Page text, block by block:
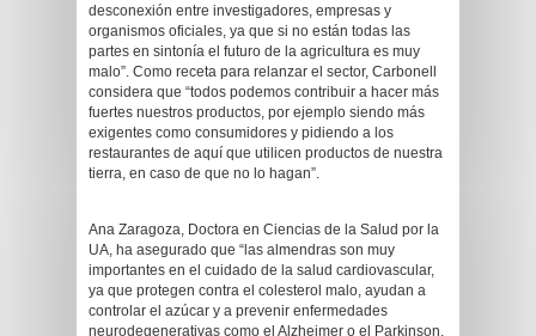
desconexión entre investigadores, empresas y
organismos oficiales, ya que si no están todas las
partes en sintonía el futuro de la agricultura es muy
malo”. Como receta para relanzar el sector, Carbonell
considera que “todos podemos contribuir a hacer más
fuertes nuestros productos, por ejemplo siendo más
exigentes como consumidores y pidiendo a los
restaurantes de aquí que utilicen productos de nuestra
tierra, en caso de que no lo hagan”.
Ana Zaragoza, Doctora en Ciencias de la Salud por la
UA, ha asegurado que “las almendras son muy
importantes en el cuidado de la salud cardiovascular,
ya que protegen contra el colesterol malo, ayudan a
controlar el azúcar y a prevenir enfermedades
neurodegenerativas como el Alzheimer o el Parkinson,